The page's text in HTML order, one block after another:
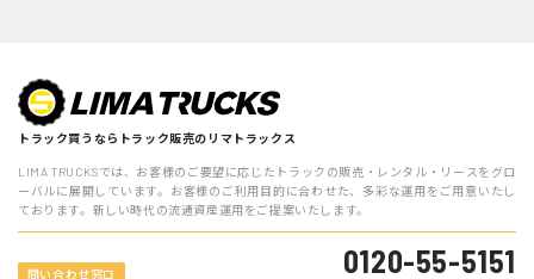
トラック買うならトラック販売のリマトラックス
LIMA TRUCKSでは、お客様のご要望に応じたトラックの販売・レンタル・リースをグロ
ーバルに展開しています。お客様のご利用目的に合わせた、多彩な運用をご用意いたし
ております。新しい時代の流通資産運用をご提案いたします。
問い合わせ窓口 0120-55-5151